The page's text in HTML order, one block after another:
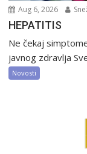
Aug 6, 2026
HEPATITIS
Ne čekaj
javnog zdravlja
Novosti